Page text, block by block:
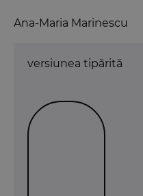
Ana-Maria Marinescu
versiunea tipărită